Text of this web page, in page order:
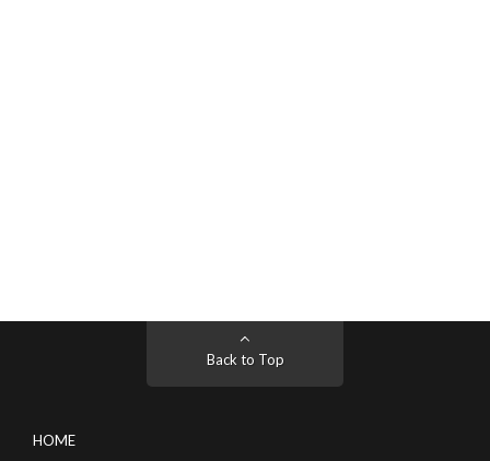
Back to Top
HOME